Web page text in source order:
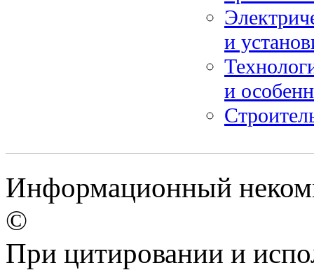
и
и
Информационный
©
При цитировании и